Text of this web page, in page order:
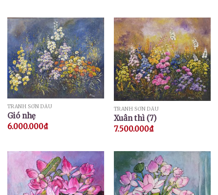
TRANH SƠN DẦU
Gió nhẹ
6.000.000₫
TRANH SƠN DẦU
Xuân thì (7)
7.500.000₫